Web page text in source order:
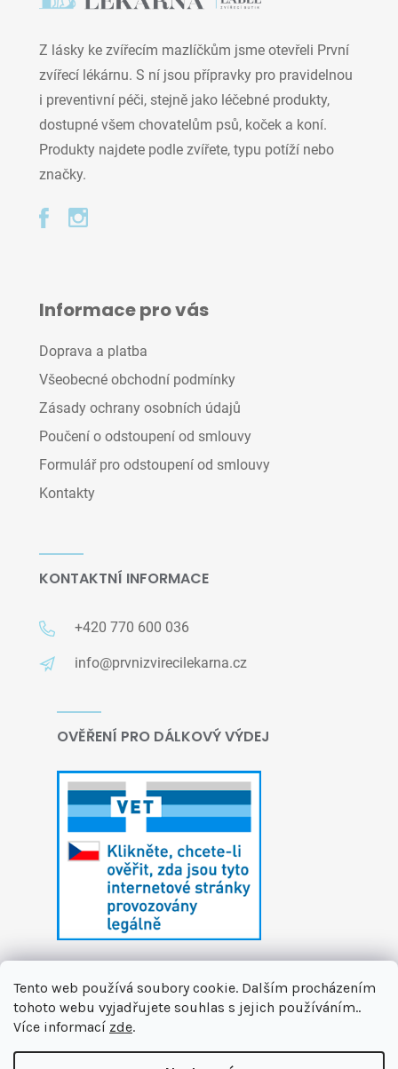
Tento web používá soubory cookie. Dalším procházením
tohoto webu vyjadřujete souhlas s jejich používáním..
Více informací zde.
Z lásky ke zvířecím mazlíčkům jsme otevřeli První
zvířecí lékárnu. S ní jsou přípravky pro pravidelnou
i preventivní péči, stejně jako léčebné produkty,
dostupné všem chovatelům psů, koček a koní.
Produkty najdete podle zvířete, typu potíží nebo
značky.
Informace pro vás
Doprava a platba
Všeobecné obchodní podmínky
Zásady ochrany osobních údajů
Poučení o odstoupení od smlouvy
Formulář pro odstoupení od smlouvy
Kontakty
KONTAKTNÍ INFORMACE
+420 770 600 036
info@prvnizvirecilekarna.cz
OVĚŘENÍ PRO DÁLKOVÝ VÝDEJ